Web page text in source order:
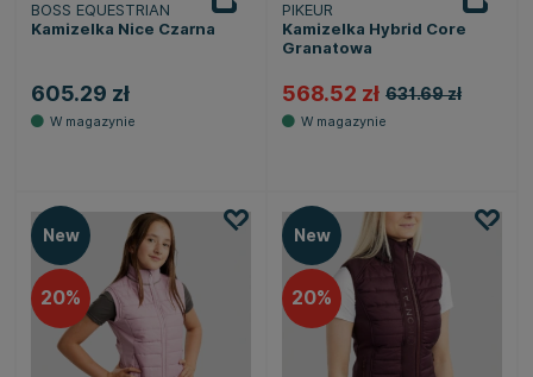
BOSS EQUESTRIAN
Kamizelka Nice Czarna
605.29 zł
PIKEUR
Kamizelka Hybrid Core
Granatowa
568.52 zł 631.69 zł
New
20
New
20